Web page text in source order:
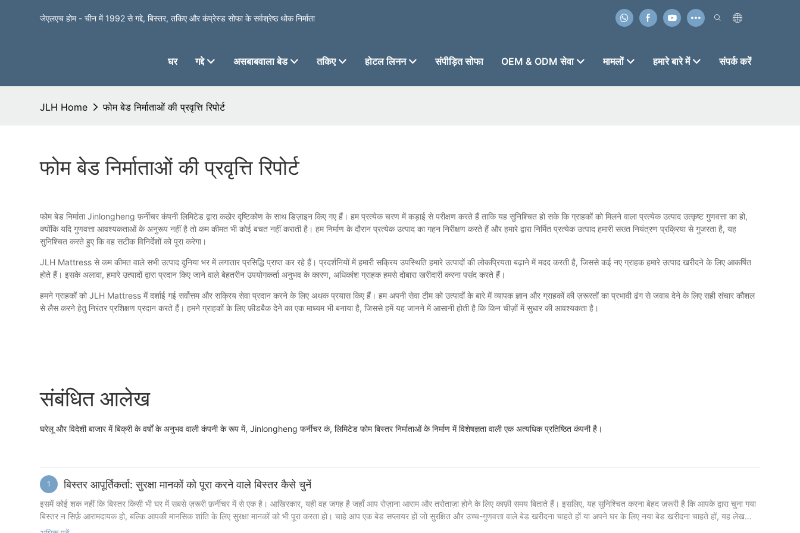
जेएलएच होम - चीन में 1992 से गद्दे, बिस्तर, तकिए और कंप्रेस्ड सोफा के सर्वश्रेष्ठ थोक निर्माता
घर गद्दे असबाबवाला बेड तकिए होटल लिनन संपीड़ित सोफा OEM & ODM सेवा मामलों हमारे बारे में संपर्क करें
JLH Home फोम बेड निर्माताओं की प्रवृत्ति रिपोर्ट
फोम बेड निर्माताओं की प्रवृत्ति रिपोर्ट
फोम बेड निर्माता Jinlongheng फ़र्नीचर कंपनी लिमिटेड द्वारा कठोर दृष्टिकोण के साथ डिज़ाइन किए गए हैं। हम प्रत्येक चरण में कड़ाई से परीक्षण करते हैं ताकि यह सुनिश्चित हो सके कि ग्राहकों को मिलने वाला प्रत्येक उत्पाद उत्कृष्ट गुणवत्ता का हो,
क्योंकि यदि गुणवत्ता आवश्यकताओं के अनुरूप नहीं है तो कम कीमत भी कोई बचत नहीं कराती है। हम निर्माण के दौरान प्रत्येक उत्पाद का गहन निरीक्षण करते हैं और हमारे द्वारा निर्मित प्रत्येक उत्पाद हमारी सख्त नियंत्रण प्रक्रिया से गुजरता है, यह
सुनिश्चित करते हुए कि वह सटीक विनिर्देशों को पूरा करेगा।
JLH Mattress से कम कीमत वाले सभी उत्पाद दुनिया भर में लगातार प्रसिद्धि प्राप्त कर रहे हैं। प्रदर्शनियों में हमारी सक्रिय उपस्थिति हमारे उत्पादों की लोकप्रियता बढ़ाने में मदद करती है, जिससे कई नए ग्राहक हमारे उत्पाद खरीदने के लिए आकर्षित
होते हैं। इसके अलावा, हमारे उत्पादों द्वारा प्रदान किए जाने वाले बेहतरीन उपयोगकर्ता अनुभव के कारण, अधिकांश ग्राहक हमसे दोबारा खरीदारी करना पसंद करते हैं।
हमने ग्राहकों को JLH Mattress में दर्शाई गई सर्वोत्तम और सक्रिय सेवा प्रदान करने के लिए अथक प्रयास किए हैं। हम अपनी सेवा टीम को उत्पादों के बारे में व्यापक ज्ञान और ग्राहकों की ज़रूरतों का प्रभावी ढंग से जवाब देने के लिए सही संचार कौशल
से लैस करने हेतु निरंतर प्रशिक्षण प्रदान करते हैं। हमने ग्राहकों के लिए फ़ीडबैक देने का एक माध्यम भी बनाया है, जिससे हमें यह जानने में आसानी होती है कि किन चीज़ों में सुधार की आवश्यकता है।
संबंधित आलेख
घरेलू और विदेशी बाजार में बिक्री के वर्षों के अनुभव वाली कंपनी के रूप में, Jinlongheng फर्नीचर कं, लिमिटेड फोम बिस्तर निर्माताओं के निर्माण में विशेषज्ञता वाली एक अत्यधिक प्रतिष्ठित कंपनी है।
1 बिस्तर आपूर्तिकर्ता: सुरक्षा मानकों को पूरा करने वाले बिस्तर कैसे चुनें
इसमें कोई शक नहीं कि बिस्तर किसी भी घर में सबसे ज़रूरी फ़र्नीचर में से एक है। आखिरकार, यही वह जगह है जहाँ आप रोज़ाना आराम और तरोताज़ा होने के लिए काफ़ी समय बिताते हैं। इसलिए, यह सुनिश्चित करना बेहद ज़रूरी है कि आपके द्वारा चुना गया
बिस्तर न सिर्फ़ आरामदायक हो, बल्कि आपकी मानसिक शांति के लिए सुरक्षा मानकों को भी पूरा करता हो। चाहे आप एक बेड सप्लायर हों जो सुरक्षित और उच्च-गुणवत्ता वाले बेड खरीदना चाहते हों या अपने घर के लिए नया बेड खरीदना चाहते हों, यह लेख
आपको सही निर्णय लेने में मदद करेगा। हम उन विभिन्न सुरक्षा मानकों पर विस्तार से चर्चा करेंगे जिनका पालन बेड को करना चाहिए, साथ ही इन मानकों को पूरा करने वाले सही बेड का चुनाव करने के सुझाव भी देंगे। बिस्तरों के लिए सुरक्षा मानकों को समझना